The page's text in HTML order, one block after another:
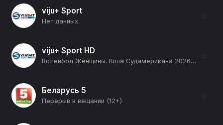
viju+ Sport
Нет данных
☆
viju+ Sport HD
Волейбол Женщины. Копа Судамерикана 2026 (Лима, Перу). День 1. Аргентина - Эквадор (12+)
☆
Беларусь 5
Перерыв в вещании (12+)
☆